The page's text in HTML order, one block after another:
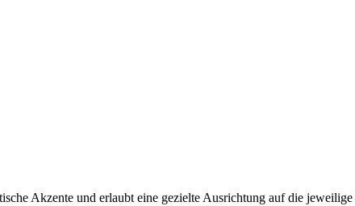
Akzente und erlaubt eine gezielte Ausrichtung auf die